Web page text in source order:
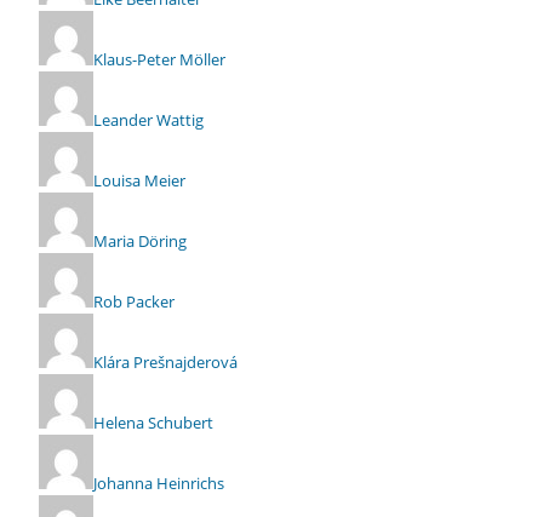
Klaus-Peter Möller
Leander Wattig
Louisa Meier
Maria Döring
Rob Packer
Klára Prešnajderová
Helena Schubert
Johanna Heinrichs